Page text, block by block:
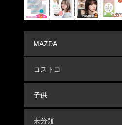
MAZDA
コストコ
子供
未分類